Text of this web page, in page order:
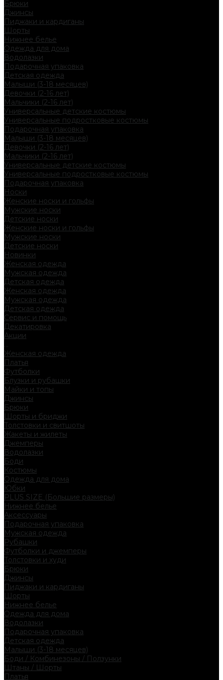
Брюки
Джинсы
Пиджаки и кардиганы
Шорты
Нижнее белье
Одежда для дома
Водолазки
Подарочная упаковка
Детская одежда
Малыши (3-18 месяцев)
Девочки (2-16 лет)
Мальчики (2-16 лет)
Универсальные детские костюмы
Универсальные подростковые костюмы
Подарочная упаковка
Малыши (3-18 месяцев)
Девочки (2-16 лет)
Мальчики (2-16 лет)
Универсальные детские костюмы
Универсальные подростковые костюмы
Подарочная упаковка
Носки
Женские носки и гольфы
Мужские носки
Детские носки
Женские носки и гольфы
Мужские носки
Детские носки
Новинки
Женская одежда
Мужская одежда
Детская одежда
Женская одежда
Мужская одежда
Детская одежда
Сервис и помощь
Декатировка
Акции
...
Женская одежда
Платья
Футболки
Блузки и рубашки
Майки и топы
Джинсы
Брюки
Шорты и бриджи
Толстовки и свитшоты
Жакеты и жилеты
Джемперы
Водолазки
Боди
Костюмы
Одежда для дома
Юбки
PLUS SIZE (Большие размеры)
Нижнее белье
Аксессуары
Подарочная упаковка
Мужская одежда
Рубашки
Футболки и джемперы
Толстовки и худи
Брюки
Джинсы
Пиджаки и кардиганы
Шорты
Нижнее белье
Одежда для дома
Водолазки
Подарочная упаковка
Детская одежда
Малыши (3-18 месяцев)
Боди / Комбинезоны / Ползунки
Штаны / Шорты
Платья